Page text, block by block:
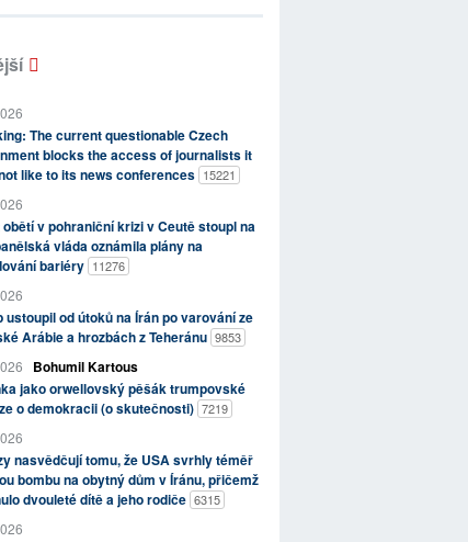
The current questionable Czech
blocks the access of journalists it
like to its news conferences 15221
obětí v pohraniční krizi v Ceutě stoupl na
vláda oznámila plány na
bariéry 11276
ustoupil od útoků na Írán po varování ze
Arábie a hrozbách z Teheránu 9853
Bohumil Kartous
jako orwellovský pěšák trumpovské
o demokracii (o skutečnosti) 7219
nasvědčují tomu, že USA svrhly téměř
bombu na obytný dům v Íránu, přičemž
dvouleté dítě a jeho rodiče 6315